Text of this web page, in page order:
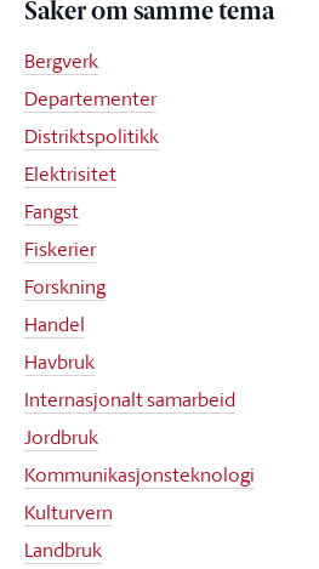
Saker om samme tema
Bergverk
Departementer
Distriktspolitikk
Elektrisitet
Fangst
Fiskerier
Forskning
Handel
Havbruk
Internasjonalt samarbeid
Jordbruk
Kommunikasjonsteknologi
Kulturvern
Landbruk